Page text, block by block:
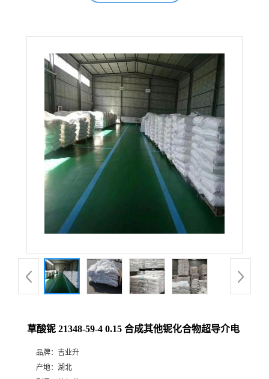
草酸铌 21348-59-4 0.15 合成其他铌化合物超导介电
品牌： 吉业升
产地： 湖北